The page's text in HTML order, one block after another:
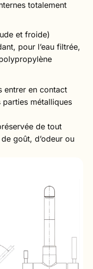
totalement
et froide)
pour l’eau filtrée,
entrer en contact
parties métalliques
de tout
goût, d’odeur ou